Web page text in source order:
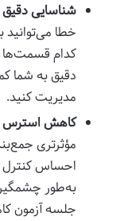
شناسایی
خطا
کدام قسمت‌ها
دقیق به شما
مدیریت کنید.
کاهش استرس
مؤثرتری
احساس کنترل
به‌طور
جلسه آزمون